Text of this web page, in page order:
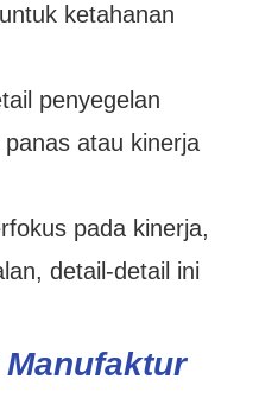
ketahanan
penyegelan
atau kinerja
pada kinerja,
detail-detail ini